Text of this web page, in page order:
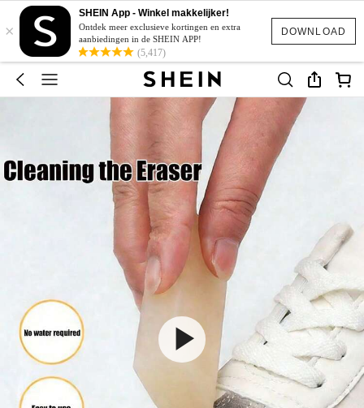
DOWNLOAD
×
SHEIN App - Winkel makkelijker!
Ontdek meer exclusieve kortingen en extra
aanbiedingen in de SHEIN APP!
(5,417)